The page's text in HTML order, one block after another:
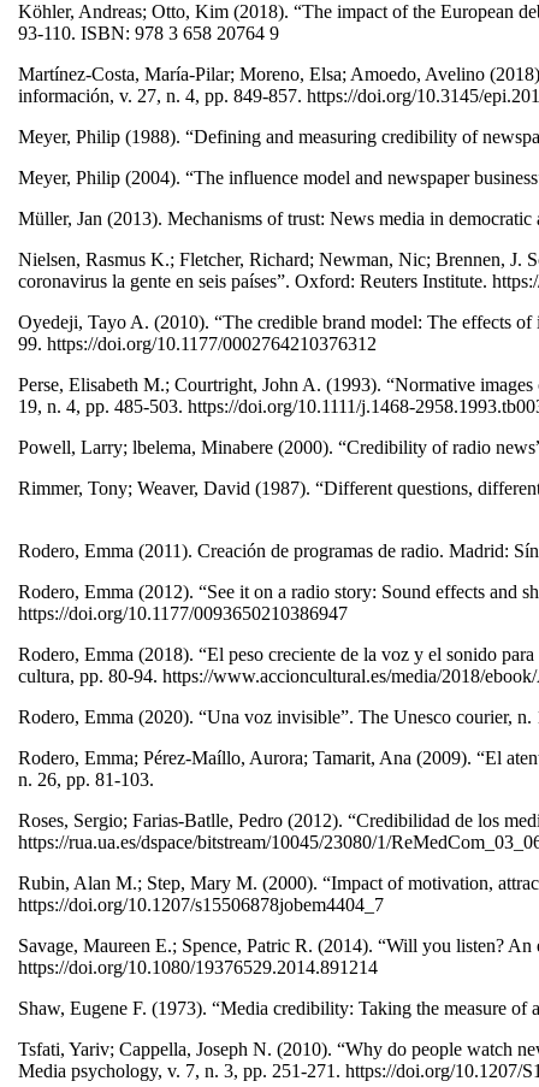
Köhler, Andreas; Otto, Kim (2018). “The impact of the European
93-110. ISBN: 978 3 658 20764 9
Martínez-Costa, María-Pilar; Moreno, Elsa; Amoedo, Avelino
información, v. 27, n. 4, pp. 849-857. https://doi.org/10.3145/
Meyer, Philip (1988). “Defining and measuring credibility of
Meyer, Philip (2004). “The influence model and newspaper
Müller, Jan (2013). Mechanisms of trust: News media in
Nielsen, Rasmus K.; Fletcher, Richard; Newman, Nic; Brennen, J.
coronavirus la gente en seis países”. Oxford: Reuters Institute.
Oyedeji, Tayo A. (2010). “The credible brand model: The effects
99. https://doi.org/10.1177/0002764210376312
Perse, Elisabeth M.; Courtright, John A. (1993). “Normative
19, n. 4, pp. 485-503. https://doi.org/10.1111/j.1468-
Powell, Larry; lbelema, Minabere (2000). “Credibility of radio
Rimmer, Tony; Weaver, David (1987). “Different questions,
Rodero, Emma (2011). Creación de programas de radio. Madrid:
Rodero, Emma (2012). “See it on a radio story: Sound effects and
https://doi.org/10.1177/0093650210386947
Rodero, Emma (2018). “El peso creciente de la voz y el sonido
cultura, pp. 80-94. https://www.accioncultural.es/media/2018/
Rodero, Emma (2020). “Una voz invisible”. The Unesco courier,
Rodero, Emma; Pérez-Maíllo, Aurora; Tamarit, Ana (2009). “El
n. 26, pp. 81-103.
Roses, Sergio; Farias-Batlle, Pedro (2012). “Credibilidad de los
https://rua.ua.es/dspace/bitstream/10045/23080/1/
Rubin, Alan M.; Step, Mary M. (2000). “Impact of motivation,
https://doi.org/10.1207/s15506878jobem4404_7
Savage, Maureen E.; Spence, Patric R. (2014). “Will you listen?
https://doi.org/10.1080/19376529.2014.891214
Shaw, Eugene F. (1973). “Media credibility: Taking the measure
Tsfati, Yariv; Cappella, Joseph N. (2010). “Why do people watch
Media psychology, v. 7, n. 3, pp. 251-271. https://doi.org/10.1207/